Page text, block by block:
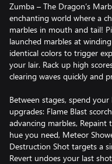
Zumba – The Dragon’s
enchanting world where a
marbles in mouth and tail!
launched marbles at
identical colors to trigger
your lair. Rack up high
clearing waves quickly and
Between stages, spend
upgrades: Flame Blast
advancing marbles,
hue you need, Meteor
Destruction Shot targets a
Revert undoes your last